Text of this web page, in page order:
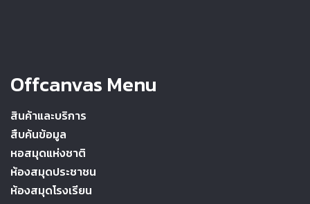
Offcanvas Menu
สินค้าและบริการ
สืบค้นข้อมูล
หอสมุดแห่งชาติ
ห้องสมุดประชาชน
ห้องสมุดโรงเรียน